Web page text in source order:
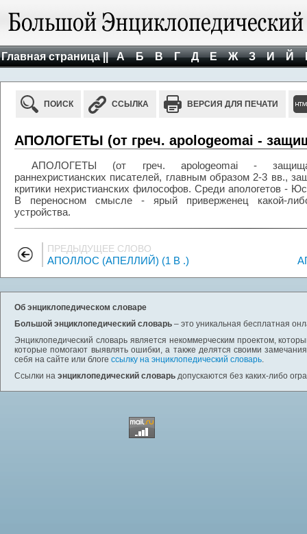
Главная страница || А Б В Г Д Е Ж З И Й
ПОИСК ССЫЛКА ВЕРСИЯ ДЛЯ ПЕЧАТИ
АПОЛОГЕТЫ (от греч. apologeomai -
АПОЛОГЕТЫ (от греч. apologeomai -
раннехристианских писателей, главным образом 2-3 вв.,
критики нехристианских философов. Среди апологетов -
В переносном смысле - ярый приверженец какой-
устройства.
ПРЕДЫДУЩЕЕ СЛОВО
АПОЛЛОС (АПЕЛЛИЙ) (1 В .)
Об энциклопедическом словаре
Большой энциклопедический словарь – это уникальная бесплатная
Энциклопедический словарь является некоммерческим проектом,
которые помогают выявлять ошибки, а также делятся своими
себя на сайте или блоге ссылку на энциклопедический словарь.
Ссылки на энциклопедический словарь допускаются без каких-либо